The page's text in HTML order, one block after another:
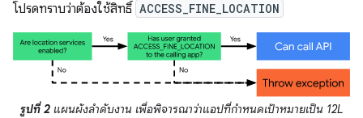
โปรดทราบว่าต้องใช้สิทธิ์ ACCESS_FINE_LOCATION
รูปที่ 2แผนผังลำดับงาน เพื่อพิจารณาว่าแอปที่กำหนดเป้าหมายเป็น 12L